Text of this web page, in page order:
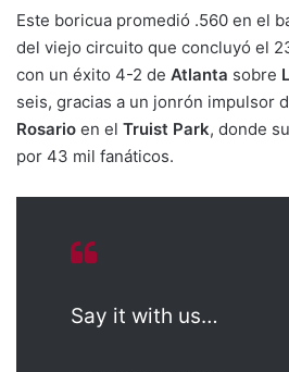
Este boricua promedió .560 en el
del viejo circuito que concluyó el
con un éxito 4-2 de Atlanta sobre
seis, gracias a un jonrón impulsor
Rosario en el Truist Park, donde
por 43 mil fanáticos.
Say it with us…